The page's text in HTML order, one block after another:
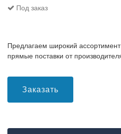
Под заказ
Предлагаем широкий
прямые поставки от
Заказать